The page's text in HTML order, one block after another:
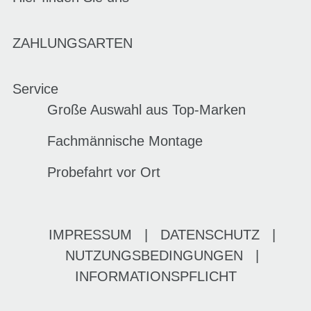
ZAHLUNGSARTEN
Service
Große Auswahl aus Top-Marken
Fachmännische Montage
Probefahrt vor Ort
IMPRESSUM DATENSCHUTZ
NUTZUNGSBEDINGUNGEN
INFORMATIONSPFLICHT